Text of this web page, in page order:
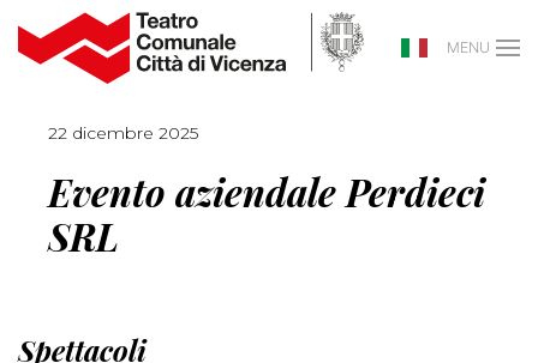
MENU
22 dicembre 2025
Evento aziendale Perdieci
SRL
Spettacoli